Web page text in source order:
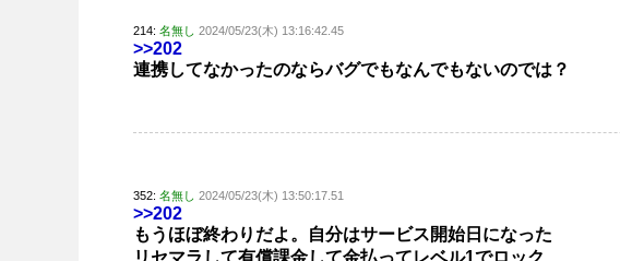
214: 名無し 2024/05/23(木) 13:16:42.45
>>202
連携してなかったのならバグでもなんでもないのでは？
352: 名無し 2024/05/23(木) 13:50:17.51
>>202
もうほぼ終わりだよ。自分はサービス開始日になった
リセマラして有償課金して金払ってレベル1でロック